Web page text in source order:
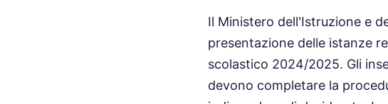
Il Ministero dell'Istruzione e
presentazione delle istanze
scolastico 2024/2025. Gli
devono completare la